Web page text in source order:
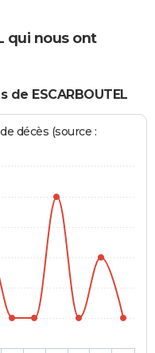
qui nous ont
ESCARBOUTEL
décès (source :